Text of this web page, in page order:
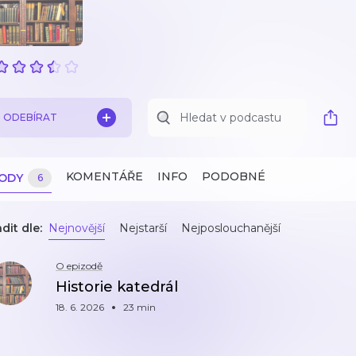
ODEBÍRAT
6 KOMENTÁŘE INFO PODOBNÉ
dle: Nejnovější Nejstarší Nejposlouchanější
O epizodě
Historie katedrál
18. 6. 2026 23 min